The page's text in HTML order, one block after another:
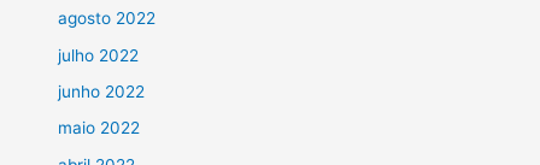
agosto 2022
julho 2022
junho 2022
maio 2022